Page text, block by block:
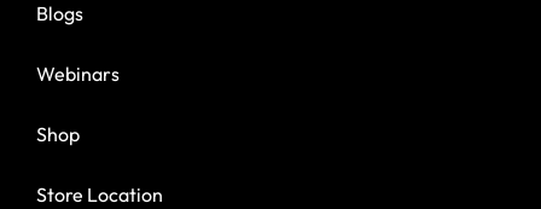
Blogs
Webinars
Shop
Store Location